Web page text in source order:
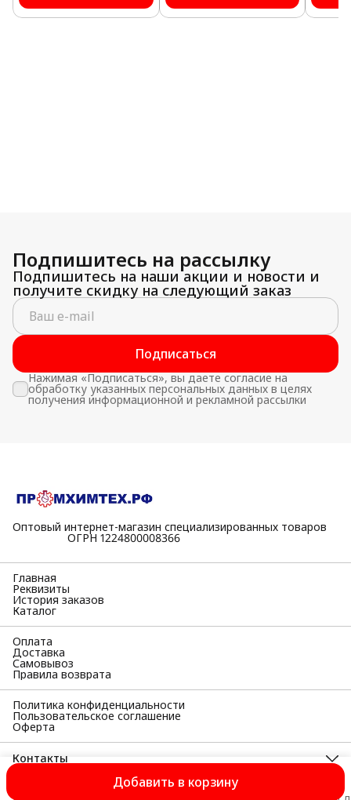
Добавить в корзину
Подпишитесь на рассылку
Подпишитесь на наши акции и новости и
получите скидку на следующий заказ
Подписаться
Нажимая «Подписаться», вы даете согласие на
обработку указанных персональных данных в целях
получения информационной и рекламной рассылки
Оптовый интернет-магазин специализированных товаров
⠀⠀⠀⠀⠀⠀⠀ОГРН 1224800008366
Главная
Реквизиты
История заказов
Каталог
Оплата
Доставка
Самовывоз
Правила возврата
Политика конфиденциальности
Пользовательское соглашение
Оферта
Контакты
398055, Липецкая область, г Липецк, Московская ул, д. 38а,